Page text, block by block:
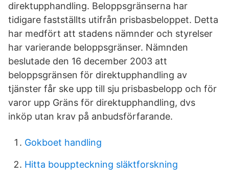
direktupphandling. Beloppsgränserna har
tidigare fastställts utifrån prisbasbeloppet. Detta
har medfört att stadens nämnder och styrelser
har varierande beloppsgränser. Nämnden
beslutade den 16 december 2003 att
beloppsgränsen för direktupphandling av
tjänster får ske upp till sju prisbasbelopp och för
varor upp Gräns för direktupphandling, dvs
inköp utan krav på anbudsförfarande.
Gokboet handling
Hitta bouppteckning släktforskning